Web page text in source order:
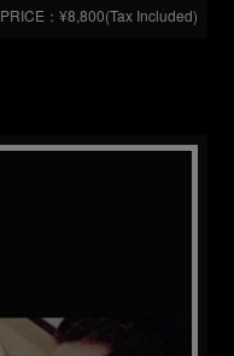
PRICE：¥8,800(Tax Included)